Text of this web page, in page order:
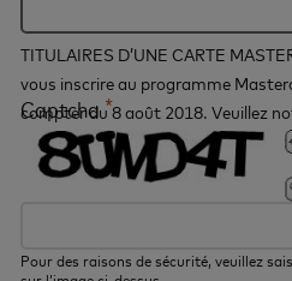
TITULAIRES D’UNE CARTE
vous inscrire au programme
compter du 8 août 2018. Veuillez
vous inscrire au programme avant
Captcha*
Pour des raisons de sécurité, veuillez